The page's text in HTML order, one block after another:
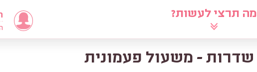
מה תרצי לעשות?
לוח שאלי את הרב מדריכות כלות
שדרות - משעול פעמונית